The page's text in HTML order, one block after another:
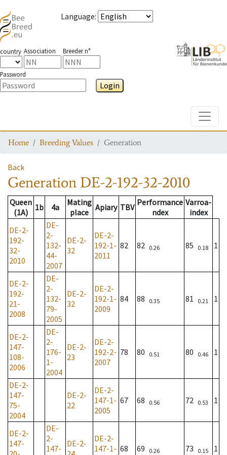
Language:
country Association Breeder n°
Password
Login
Home Breeding Values Generation
Back
Generation DE-2-192-32-2010
Queen
(1A)
1b 4a
Mating
place
Apiary TBV Performance
ndex
Varroa-
index
DE-2-
192-
32-
2010
DE-
2-
132-
44-
2007
DE-2-
32
DE-2-
192-1-
2011
82 82 0.26 85 0.18 1
DE-2-
192-
21-
2008
DE-
2-
132-
79-
2005
DE-2-
32
DE-2-
192-1-
2009
84 88 0.35 81 0.21 1
DE-2-
147-
108-
2006
DE-
2-
176-
1-
2004
DE-2-
23
DE-2-
192-2-
2007
78 80 0.51 80 0.46 1
DE-2-
147-
75-
2004
DE-2-
22
DE-2-
147-1-
2005
67 68 0.56 72 0.53 1
DE-2-
147-
DE-
2-
147-
DE-2-
DE-2-
147-1- 68 69 0.26 73 0.15 1